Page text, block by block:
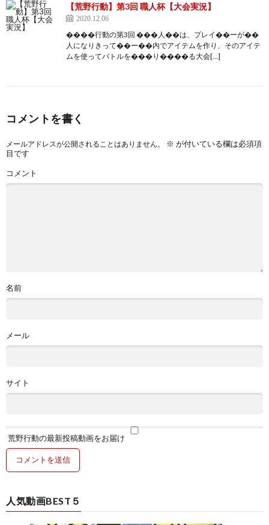
【荒野行動】第3回 職人杯【大会実況】
2020.12.06
����行動の第3回 ���人��は、プレイ��ーが��
人になりきって��ー��内でアイテムを作り、そのアイテ
ムを使ってバトルを���り����る大会[…]
コメントを書く
メールアドレスが公開されることはありません。 ※ が付いている欄は必須項
目です
コメント
名前
メール
サイト
荒野行動の最新投稿動画をお届け
人気動画BEST５